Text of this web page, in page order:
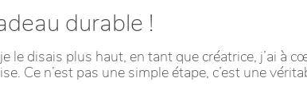
durable !
le disais plus haut, en tant que créatrice, j’ai à
Ce n’est pas une simple étape, c’est une